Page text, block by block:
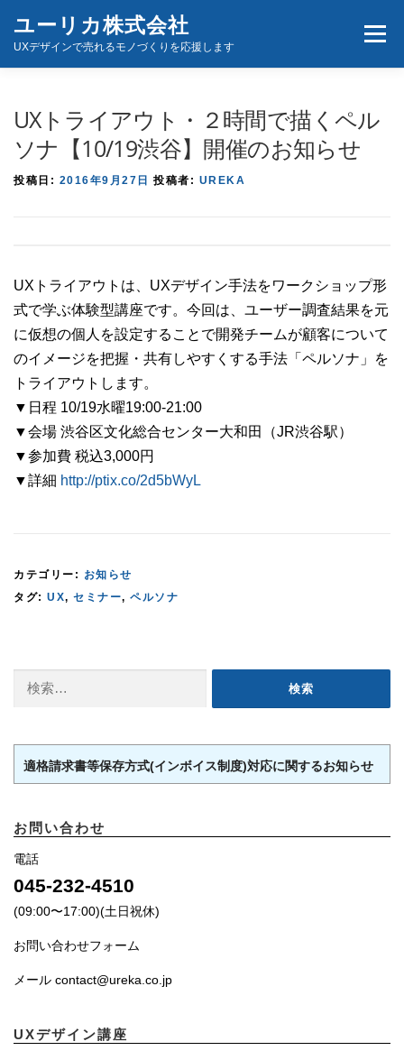
ユーリカ株式会社
UXデザインで売れるモノづくりを応援します
メニ
UXトライアウト・２時間で描くペル
ソナ【10/19渋谷】開催のお知らせ
投稿日: 2016年9月27日 投稿者: UREKA
UXトライアウトは、UXデザイン手法をワークショップ形
式で学ぶ体験型講座です。今回は、ユーザー調査結果を元
に仮想の個人を設定することで開発チームが顧客について
のイメージを把握・共有しやすくする手法「ペルソナ」を
トライアウトします。
▼日程 10/19水曜19:00-21:00
▼会場 渋谷区文化総合センター大和田（JR渋谷駅）
▼参加費 税込3,000円
▼詳細 http://ptix.co/2d5bWyL
カテゴリー: お知らせ
タグ: UX, セミナー, ペルソナ
適格請求書等保存方式(インボイス制度)対応に関するお知らせ
お問い合わせ
電話
045-232-4510
(09:00〜17:00)(土日祝休)
お問い合わせフォーム
メール contact@ureka.co.jp
UXデザイン講座